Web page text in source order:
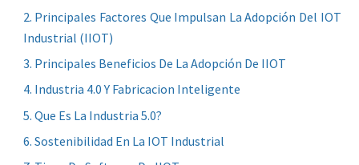
Principales Factores Que Impulsan La Adopción Del IOT
Industrial (IIOT)
Principales Beneficios De La Adopción De IIOT
Industria 4.0 Y Fabricacion Inteligente
Que Es La Industria 5.0?
Sostenibilidad En La IOT Industrial